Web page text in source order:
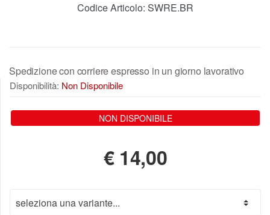
Codice Articolo: SWRE.BR
Spedizione con corriere espresso in un giorno lavorativo
Disponibilità: Non Disponibile
NON DISPONIBILE
€ 14,00